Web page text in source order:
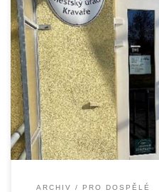
Detašované pracoviště
střediska v Kravařích
rok 2021. » více » mapa
ARCHIV PRO DOSPĚLÉ